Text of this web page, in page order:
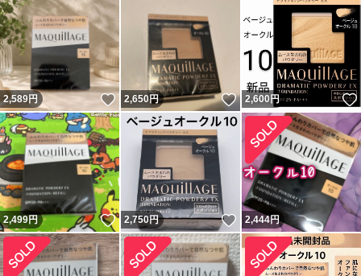
2,589円 いいね！
2,650円 いいね！
2,600 円
2,499円 いいね！
2,750円 いいね！
2,444円